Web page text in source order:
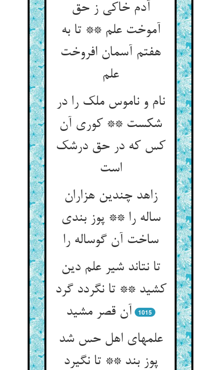
آدم خاکی ز حق
آموخت علم ** تا به
هفتم آسمان افروخت
نام و ناموس ملک را در
شکست ** کوری آن
کس که در حق درشک
است‌‌
زاهد چندین هزاران
ساله را ** پوز بندی
ساخت آن گوساله را
تا نتاند شیر علم دین
کشید ** تا نگردد گرد
آن قصر مشید
1015
علمهای اهل حس شد
پوز بند ** تا نگیرد